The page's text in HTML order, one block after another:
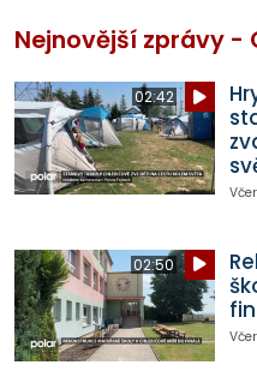
Nejnovější zprávy -
02:42
02:50